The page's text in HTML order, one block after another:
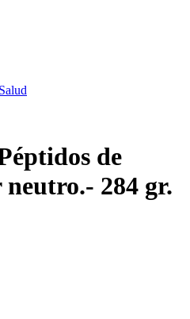
de
neutro.- 284 gr.